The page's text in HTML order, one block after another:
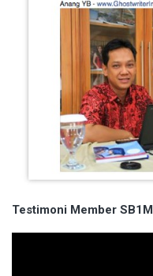
Testimoni Member SB1M